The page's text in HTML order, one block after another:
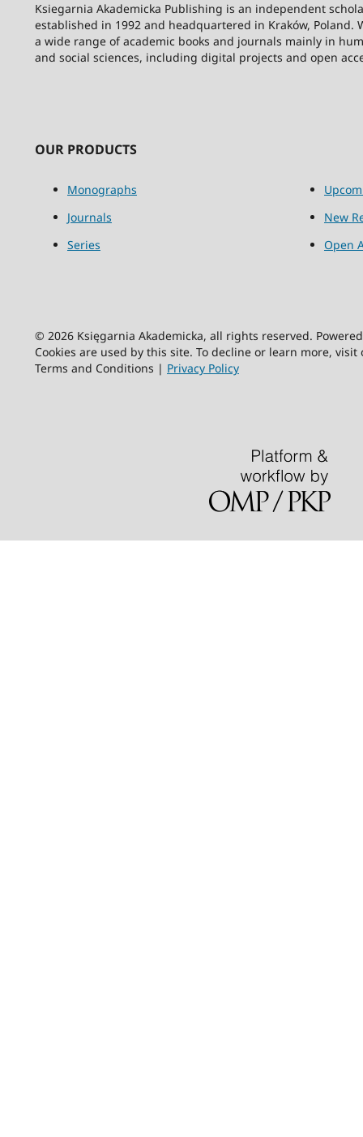
Ksiegarnia Akademicka Publishing is an independent
established in 1992 and headquartered in Kraków, Poland.
a wide range of academic books and journals mainly in
and social sciences, including digital projects and open
OUR PRODUCTS
Monographs
Journals
Series
New
Open
© 2026 Księgarnia Akademicka, all rights reserved.
Cookies are used by this site. To decline or learn more,
Terms and Conditions | Privacy Policy